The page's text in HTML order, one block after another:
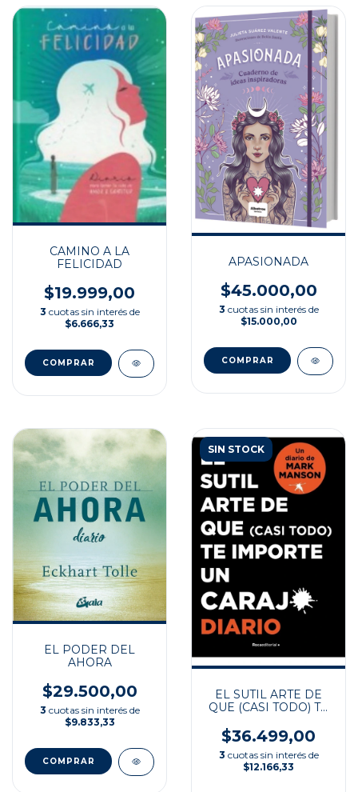
CAMINO A LA
FELICIDAD
$19.999,00
3 cuotas sin interés de
$6.666,33
APASIONADA
$45.000,00
3 cuotas sin interés de
$15.000,00
EL PODER DEL
AHORA
$29.500,00
3 cuotas sin interés de
$9.833,33
SIN STOCK
EL SUTIL ARTE DE
QUE (CASI TODO) TE
CARAJO
$36.499,00
3 cuotas sin interés de
$12.166,33